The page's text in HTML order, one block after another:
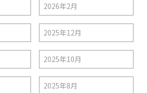
2026年2月
2025年12月
2025年10月
2025年8月